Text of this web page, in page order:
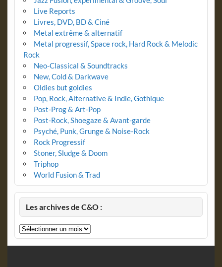
Live Reports
Livres, DVD, BD & Ciné
Metal extrême & alternatif
Metal progressif, Space rock, Hard Rock & Melodic
Rock
Neo-Classical & Soundtracks
New, Cold & Darkwave
Oldies but goldies
Pop, Rock, Alternative & Indie, Gothique
Post-Prog & Art-Pop
Post-Rock, Shoegaze & Avant-garde
Psyché, Punk, Grunge & Noise-Rock
Rock Progressif
Stoner, Sludge & Doom
Triphop
World Fusion & Trad
Les archives de C&O :
Les
archives